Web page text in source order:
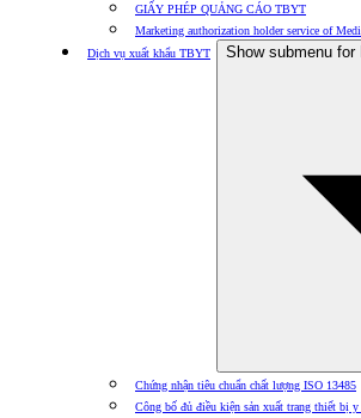
GIẤY PHÉP QUẢNG CÁO TBYT
Marketing authorization holder service of
Dịch vụ xuất khẩu TBYT
Show submenu
Chứng nhận tiêu chuẩn chất lượng ISO 13485
Công bố đủ điều kiện sản xuất trang thiết bị y